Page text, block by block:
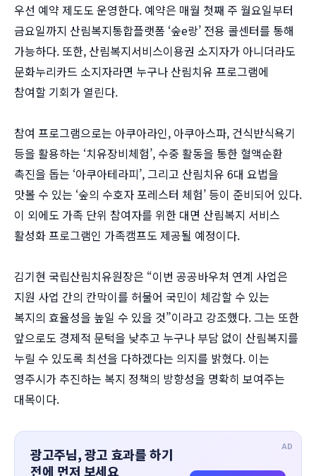
우선 예약 제도도 운영한다. 예약은 매월 첫째 주 월요일부터
금요일까지 산림복지통합플랫폼 ‘숲e랑’ 전용 콜센터를 통해
가능하다. 또한, 산림복지서비스이용권 소지자가 아니더라도
문화누리카드 소지자라면 누구나 산림치유 프로그램에
참여할 기회가 열린다.
참여 프로그램으로는 아쿠아라인, 아쿠아스파, 건식반식욕기
등을 활용하는 ‘치유장비체험’, 수중 활동을 통한 혈액순환
촉진을 돕는 ‘아쿠아테라피’, 그리고 산림치유 6대 요법을
맛볼 수 있는 ‘숲의 수호자 포레스터 체험’ 등이 준비되어 있다.
이 외에도 가족 단위 참여자를 위한 대면 산림복지 서비스
활성화 프로그램인 가족캠프도 제공될 예정이다.
김기현 국립산림치유원장은 “이번 공공바우처 연계 사업은
지원 사업 간의 칸막이를 허물어 국민이 체감할 수 있는
복지의 효율성을 높일 수 있을 것”이라고 강조했다. 그는 또한
앞으로도 경제적 문턱을 낮추고 누구나 부담 없이 산림복지를
누릴 수 있도록 최선을 다하겠다는 의지를 밝혔다. 이는
영주시가 추진하는 복지 정책의 방향성을 명확히 보여주는
대목이다.
AD
광고주님, 광고 효과를 하기
전에 먼저 보세요